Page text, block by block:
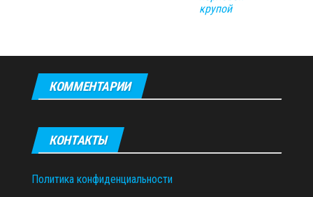
крупой
КОММЕНТАРИИ
КОНТАКТЫ
Политика конфиденциальности